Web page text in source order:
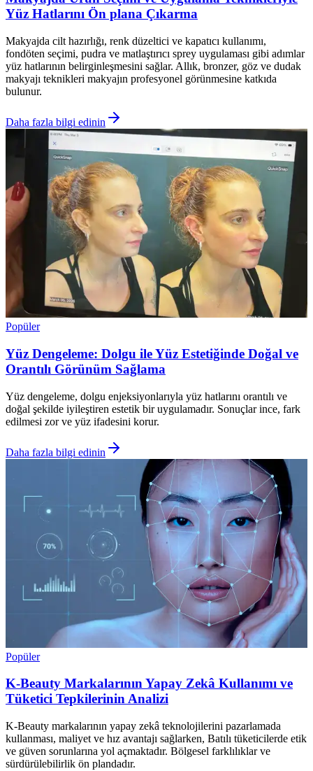
Yüz Hatlarını Ön plana Çıkarma
Makyajda cilt hazırlığı, renk düzeltici ve kapatıcı kullanımı,
fondöten seçimi, pudra ve matlaştırıcı sprey uygulaması gibi adımlar
yüz hatlarının belirginleşmesini sağlar. Allık, bronzer, göz ve dudak
makyajı teknikleri makyajın profesyonel görünmesine katkıda
bulunur.
Daha fazla bilgi edinin
Popüler
Yüz Dengeleme: Dolgu ile Yüz Estetiğinde Doğal ve
Orantılı Görünüm Sağlama
Yüz dengeleme, dolgu enjeksiyonlarıyla yüz hatlarını orantılı ve
doğal şekilde iyileştiren estetik bir uygulamadır. Sonuçlar ince, fark
edilmesi zor ve yüz ifadesini korur.
Daha fazla bilgi edinin
Popüler
K-Beauty Markalarının Yapay Zekâ Kullanımı ve
Tüketici Tepkilerinin Analizi
K-Beauty markalarının yapay zekâ teknolojilerini pazarlamada
kullanması, maliyet ve hız avantajı sağlarken, Batılı tüketicilerde etik
ve güven sorunlarına yol açmaktadır. Bölgesel farklılıklar ve
sürdürülebilirlik ön plandadır.